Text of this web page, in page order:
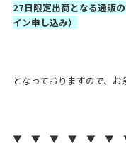
27日限定出荷となる通販
イン申し込み）
となっておりますので、お
▼ ▼ ▼ ▼ ▼ ▼